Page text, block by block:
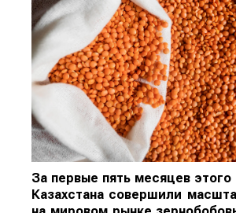
За первые пять месяцев этого
Казахстана совершили